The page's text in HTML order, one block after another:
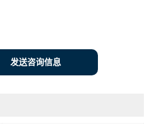
发送咨询信息